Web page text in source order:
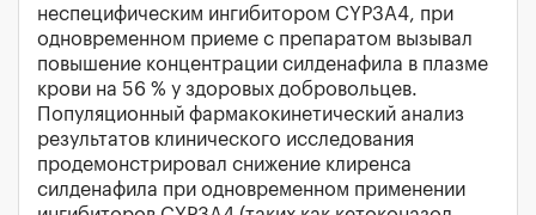
неспецифическим ингибитором CYP3A4, при
одновременном приеме с препаратом вызывал
повышение концентрации силденафила в плазме
крови на 56 % у здоровых добровольцев.
Популяционный фармакокинетический анализ
результатов клинического исследования
продемонстрировал снижение клиренса
силденафила при одновременном применении